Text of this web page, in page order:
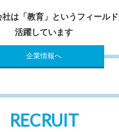
は「教育」というフィールド
活躍しています
企業情報へ
RECRUIT